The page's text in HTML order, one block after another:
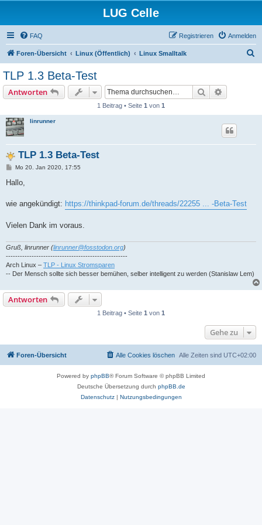
LUG Celle
FAQ Anmelden
Registrieren
Foren-Übersicht Linux (Öffentlich) Linux Smalltalk
TLP 1.3 Beta-Test
Antworten Suche
1 Beitrag • Seite 1 von 1
linrunner
TLP 1.3 Beta-Test
B
i
a
Mo 20. Jan 2020, 17:55
Hallo,
wie angekündigt: https://thinkpad-forum.de/threads/22255 ... -Beta-Test
Vielen Dank im voraus.
Gruß, linrunner (linrunner@fosstodon.org)
----------------------------------------------------
Arch Linux – TLP - Linux Stromsparen
-- Der Mensch sollte sich besser bemühen, selber intelligent zu werden (Stanislaw Lem)
Antworten
1 Beitrag • Seite 1 von 1
Gehe zu
Foren-Übersicht Alle Zeiten sind UTC+02:00
Alle Cookies löschen
Powered by phpBB® Forum Software © phpBB Limited
Deutsche Übersetzung durch phpBB.de
Datenschutz| Nutzungsbedingungen